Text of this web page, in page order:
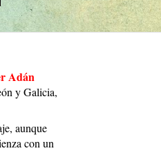
Adán
y Galicia,
aunque
con un